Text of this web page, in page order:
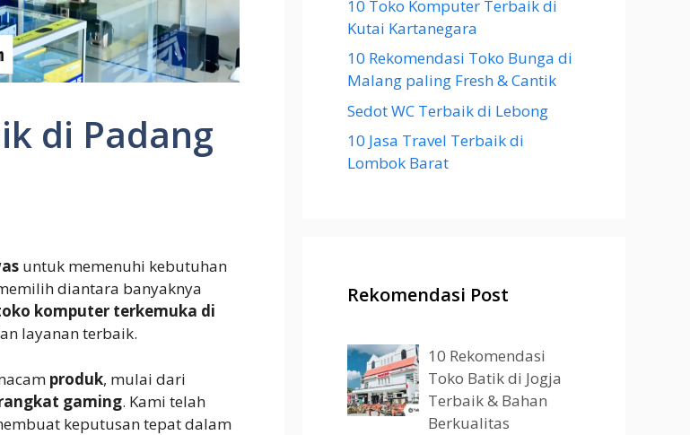
di Padang
untuk memenuhi kebutuhan
diantara banyaknya
komputer terkemuka di
layanan terbaik.
produk, mulai dari
gaming. Kami telah
keputusan tepat dalam
10 Toko Komputer Terbaik di
Kutai Kartanegara
10 Rekomendasi Toko Bunga di
Malang paling Fresh & Cantik
Sedot WC Terbaik di Lebong
10 Jasa Travel Terbaik di
Lombok Barat
Rekomendasi Post
10 Rekomendasi
Toko Batik di Jogja
Terbaik & Bahan
Berkualitas